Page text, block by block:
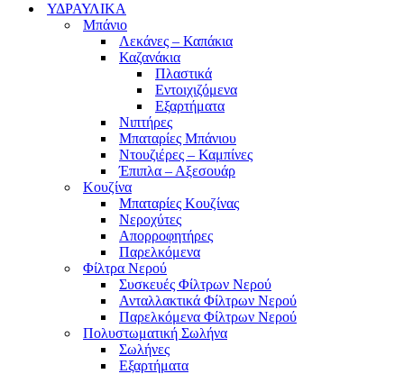
ΥΔΡΑΥΛΙΚΑ
Μπάνιο
Λεκάνες – Καπάκια
Καζανάκια
Πλαστικά
Εντοιχιζόμενα
Εξαρτήματα
Νιπτήρες
Μπαταρίες Μπάνιου
Ντουζιέρες – Καμπίνες
Έπιπλα – Αξεσουάρ
Κουζίνα
Μπαταρίες Κουζίνας
Νεροχύτες
Απορροφητήρες
Παρελκόμενα
Φίλτρα Νερού
Συσκευές Φίλτρων Νερού
Ανταλλακτικά Φίλτρων Νερού
Παρελκόμενα Φίλτρων Νερού
Πολυστωματική Σωλήνα
Σωλήνες
Εξαρτήματα